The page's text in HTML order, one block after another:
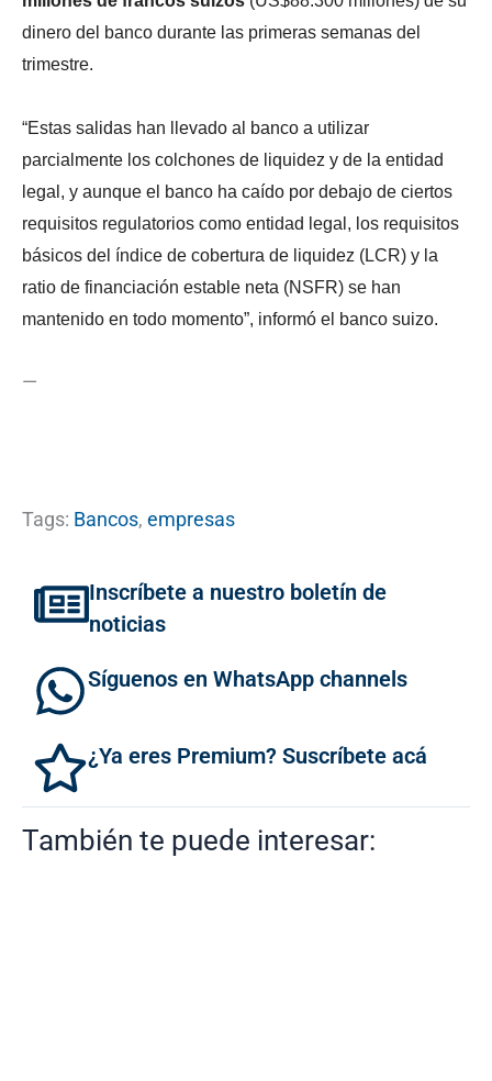
dinero del banco durante las primeras semanas del
trimestre.
“Estas salidas han llevado al banco a utilizar
parcialmente los colchones de liquidez y de la entidad
legal, y aunque el banco ha caído por debajo de ciertos
requisitos regulatorios como entidad legal, los requisitos
básicos del índice de cobertura de liquidez (LCR) y la
ratio de financiación estable neta (NSFR) se han
mantenido en todo momento”, informó el banco suizo.
—
Tags: Bancos, empresas
Inscríbete a nuestro boletín de
noticias
Síguenos en WhatsApp channels
¿Ya eres Premium? Suscríbete acá
También te puede interesar: